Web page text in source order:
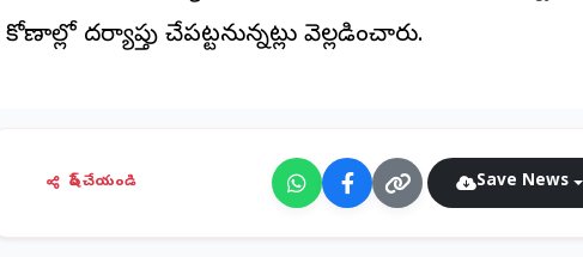
కోణాల్లో దర్యాప్తు చేపట్టనున్నట్లు వెల్లడించారు.
షేర్ చేయండి Save News